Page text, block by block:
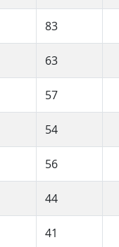
83
63
57
54
56
44
41